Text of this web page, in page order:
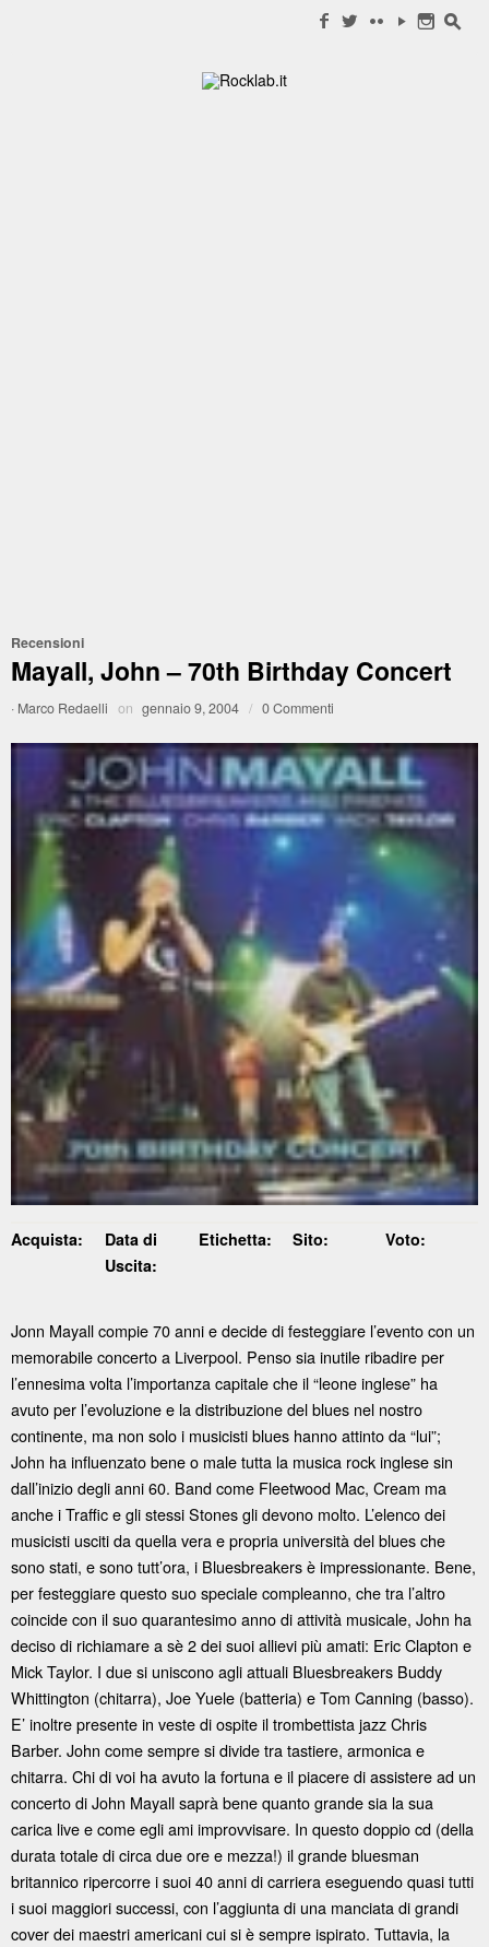
f w c y n s
Recensioni
Mayall, John – 70th Birthday Concert
· Marco Redaelli on gennaio 9, 2004 / 0 Commenti
Acquista:
Data di
Uscita:
Etichetta: Sito: Voto:
Jonn Mayall compie 70 anni e decide di festeggiare l’evento con un
memorabile concerto a Liverpool. Penso sia inutile ribadire per
l’ennesima volta l’importanza capitale che il “leone inglese” ha
avuto per l’evoluzione e la distribuzione del blues nel nostro
continente, ma non solo i musicisti blues hanno attinto da “lui”;
John ha influenzato bene o male tutta la musica rock inglese sin
dall’inizio degli anni 60. Band come Fleetwood Mac, Cream ma
anche i Traffic e gli stessi Stones gli devono molto. L’elenco dei
musicisti usciti da quella vera e propria università del blues che
sono stati, e sono tutt’ora, i Bluesbreakers è impressionante. Bene,
per festeggiare questo suo speciale compleanno, che tra l’altro
coincide con il suo quarantesimo anno di attività musicale, John ha
deciso di richiamare a sè 2 dei suoi allievi più amati: Eric Clapton e
Mick Taylor. I due si uniscono agli attuali Bluesbreakers Buddy
Whittington (chitarra), Joe Yuele (batteria) e Tom Canning (basso).
E’ inoltre presente in veste di ospite il trombettista jazz Chris
Barber. John come sempre si divide tra tastiere, armonica e
chitarra. Chi di voi ha avuto la fortuna e il piacere di assistere ad un
concerto di John Mayall saprà bene quanto grande sia la sua
carica live e come egli ami improvvisare. In questo doppio cd (della
durata totale di circa due ore e mezza!) il grande bluesman
britannico ripercorre i suoi 40 anni di carriera eseguendo quasi tutti
i suoi maggiori successi, con l’aggiunta di una manciata di grandi
cover dei maestri americani cui si è sempre ispirato. Tuttavia, la